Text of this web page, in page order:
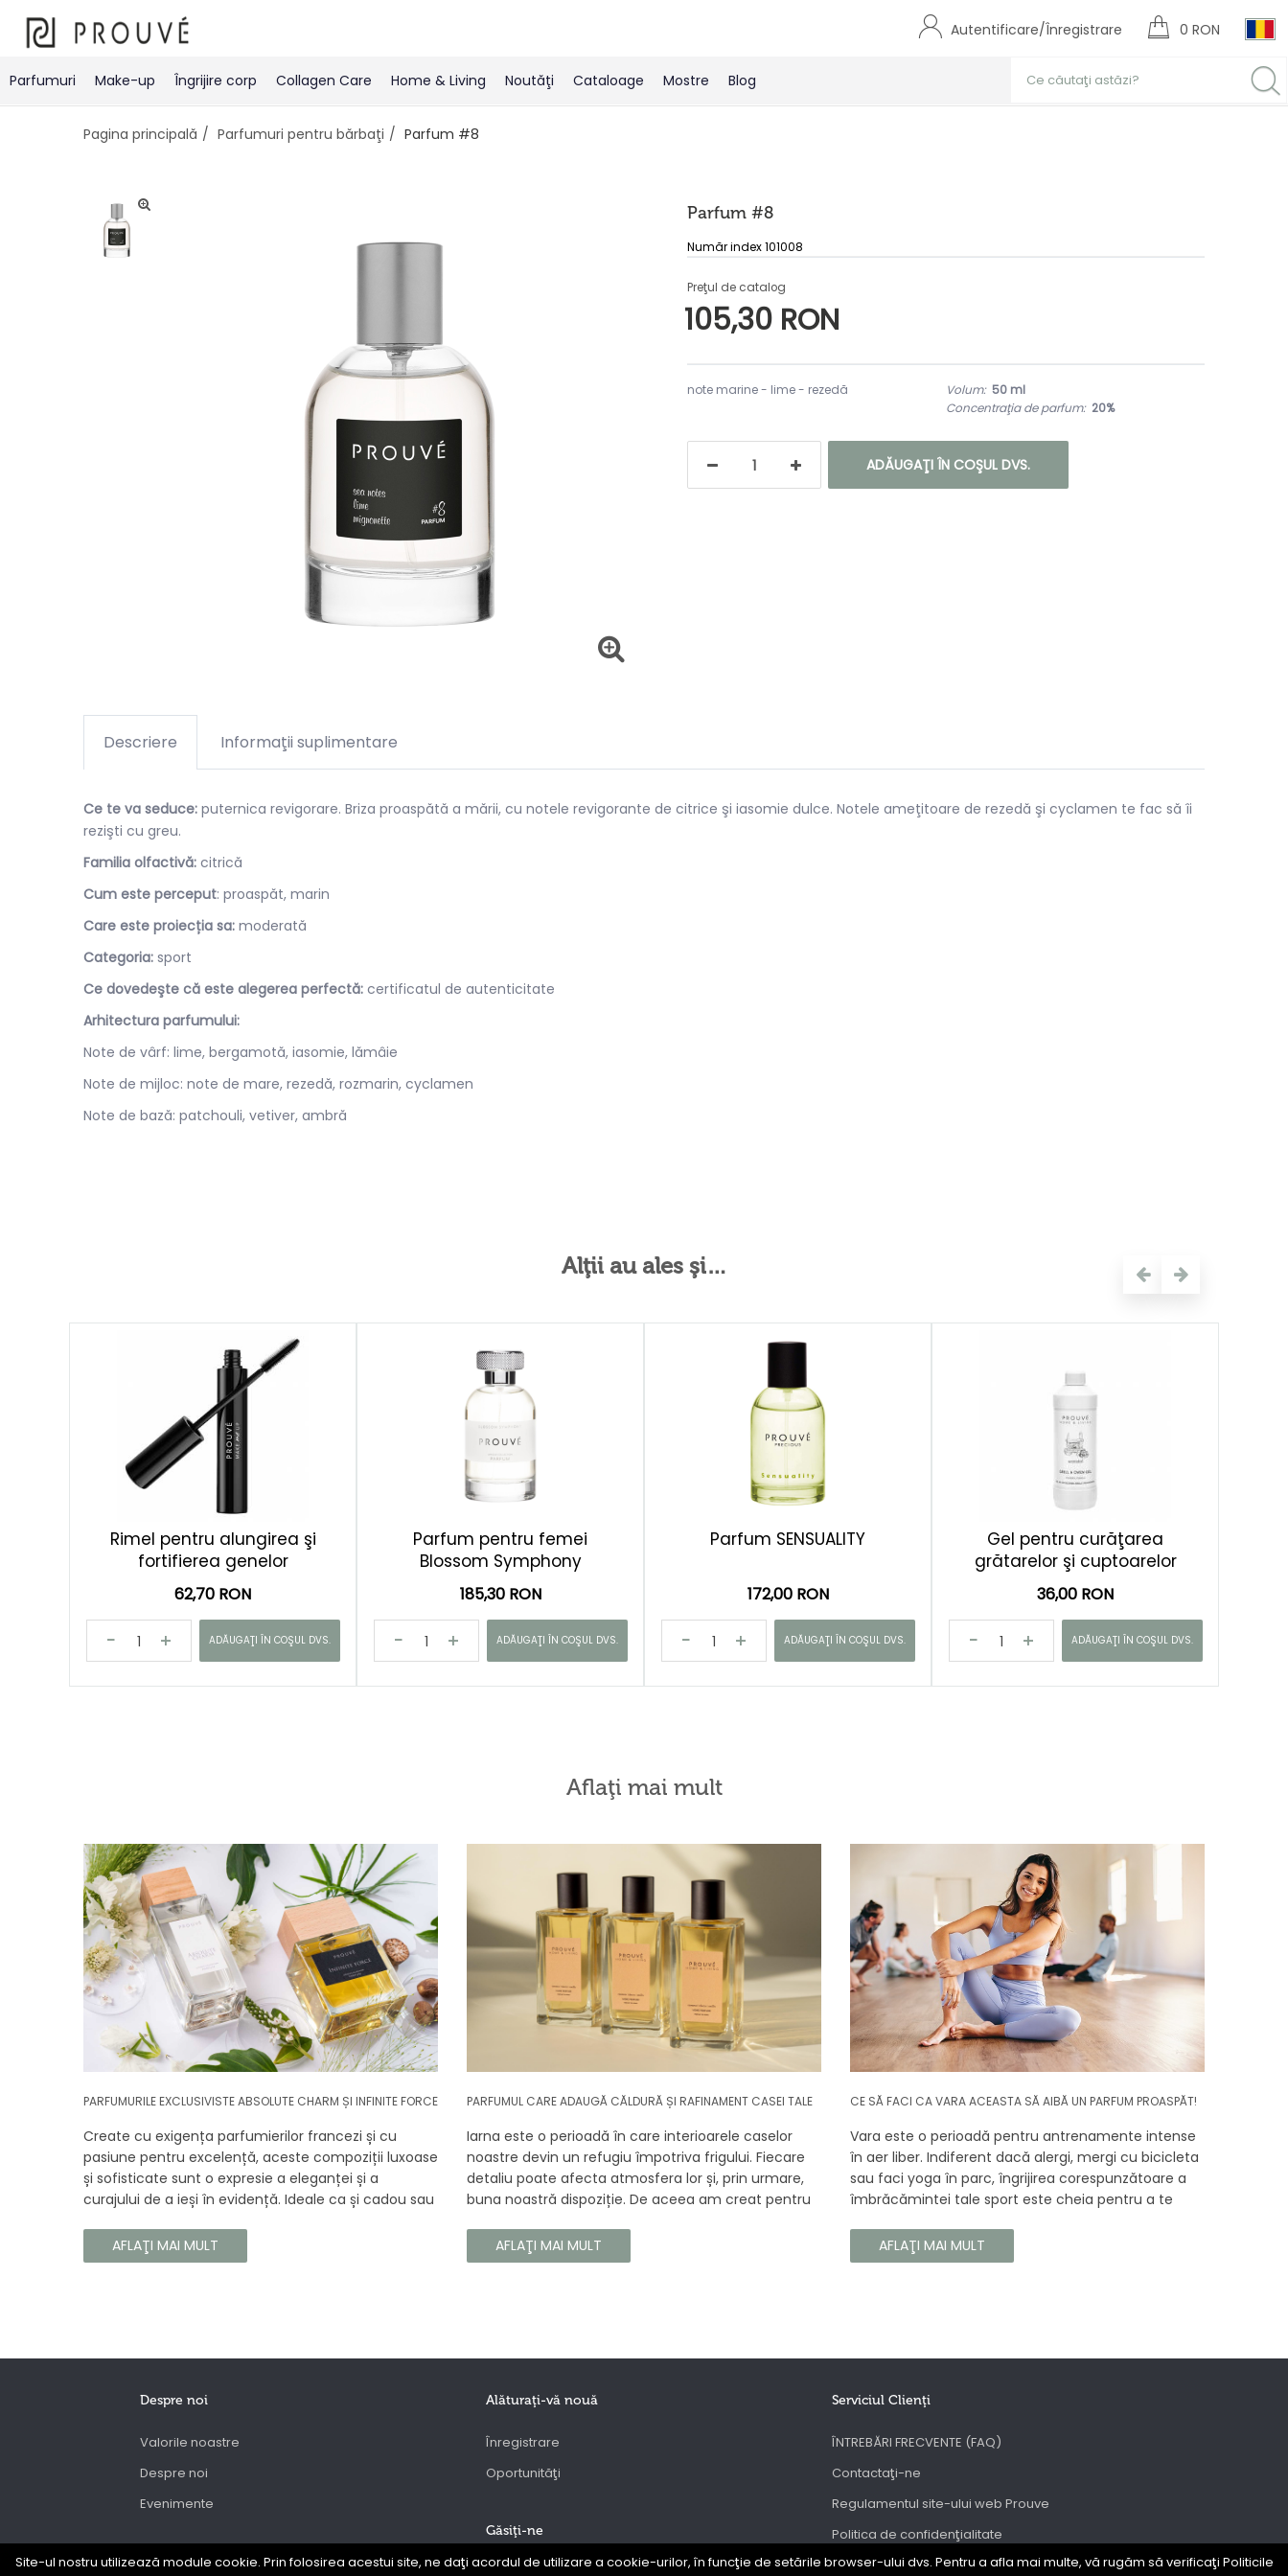
Autentificare/Înregistrare 0 RON
Parfumuri Make-up Îngrijire corp Collagen Care Home & Living Noutăţi Cataloage Mostre Blog
Pagina principală Parfumuri pentru bărbaţi Parfum #8
Parfum #8
Număr index 101008
Preţul de catalog
105,30 RON
note marine - lime - rezedă Volum: 50 ml
Concentraţia de parfum: 20%
ADĂUGAŢI ÎN COŞUL DVS.
Descriere Informaţii suplimentare
Ce te va seduce: puternica revigorare. Briza proaspătă a mării, cu notele revigorante de citrice şi iasomie dulce. Notele ameţitoare de rezedă şi cyclamen te fac să îi
rezişti cu greu.
Familia olfactivă: citrică
Cum este perceput: proaspăt, marin
Care este proiecția sa: moderată
Categoria: sport
Ce dovedeşte că este alegerea perfectă: certificatul de autenticitate
Arhitectura parfumului:
Note de vârf: lime, bergamotă, iasomie, lămâie
Note de mijloc: note de mare, rezedă, rozmarin, cyclamen
Note de bază: patchouli, vetiver, ambră
Alţii au ales şi…
Rimel pentru alungirea şi
fortifierea genelor
62,70 RON
ADĂUGAŢI ÎN COŞUL DVS.
Parfum pentru femei
Blossom Symphony
185,30 RON
ADĂUGAŢI ÎN COŞUL DVS.
Parfum SENSUALITY
172,00 RON
ADĂUGAŢI ÎN COŞUL DVS.
Gel pentru curăţarea
grătarelor şi cuptoarelor
36,00 RON
ADĂUGAŢI ÎN COŞUL DVS.
Aflaţi mai mult
PARFUMURILE EXCLUSIVISTE ABSOLUTE CHARM ȘI INFINITE FORCE
Create cu exigența parfumierilor francezi și cu
pasiune pentru excelență, aceste compoziții luxoase
și sofisticate sunt o expresie a eleganței și a
curajului de a ieși în evidență. Ideale ca și cadou sau
parfumuri sunt dedicate celor care doresc să atragă
atenția și să emane un caracter unic și puternic.
AFLAŢI MAI MULT
PARFUMUL CARE ADAUGĂ CĂLDURĂ ȘI RAFINAMENT CASEI TALE
Iarna este o perioadă în care interioarele caselor
noastre devin un refugiu împotriva frigului. Fiecare
detaliu poate afecta atmosfera lor și, prin urmare,
buna noastră dispoziție. De aceea am creat pentru
limitată, care va învălui fiecare colț al casei tale cu
căldura și magia aromelor de iarnă. Noua noastră
AFLAŢI MAI MULT
CE SĂ FACI CA VARA ACEASTA SĂ AIBĂ UN PARFUM PROASPĂT!
Vara este o perioadă pentru antrenamente intense
în aer liber. Indiferent dacă alergi, mergi cu bicicleta
sau faci yoga în parc, îngrijirea corespunzătoare a
îmbrăcămintei tale sport este cheia pentru a te
acest articol, vă vom spune cum să vă îngrijiți
corect îmbrăcămintea sport, astfel încât să își
AFLAŢI MAI MULT
Site-ul nostru utilizează module cookie. Prin folosirea acestui site, ne daţi acordul de utilizare a cookie-urilor, în funcţie de setările browser-ului dvs. Pentru a afla mai multe, vă rugăm să verificaţi Politicile
Despre noi
Valorile noastre
Despre noi
Evenimente
Alăturaţi-vă nouă
Înregistrare
Oportunităţi
Găsiţi-ne
Serviciul Clienţi
ÎNTREBĂRI FRECVENTE (FAQ)
Contactaţi-ne
Regulamentul site-ului web Prouve
Politica de confidenţialitate
ANPC